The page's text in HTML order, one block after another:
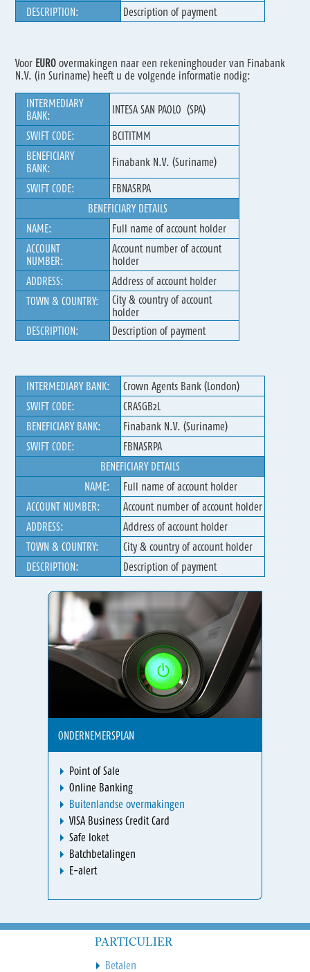
DESCRIPTION:
Description of payment
Voor EURO overmakingen naar een rekeninghouder van Finabank
N.V. (in Suriname) heeft u de volgende informatie nodig:
INTERMEDIARY
BANK:
INTESA SAN PAOLO (SPA)
SWIFT CODE:
BCITITMM
BENEFICIARY
BANK:
Finabank N.V. (Suriname)
SWIFT CODE:
FBNASRPA
BENEFICIARY DETAILS
NAME:
Full name of account holder
ACCOUNT
NUMBER:
Account number of account
holder
ADDRESS:
Address of account holder
TOWN & COUNTRY:
City & country of account
holder
DESCRIPTION:
Description of payment
INTERMEDIARY BANK:
Crown Agents Bank (London)
SWIFT CODE:
CRASGB2L
BENEFICIARY BANK:
Finabank N.V. (Suriname)
SWIFT CODE:
FBNASRPA
BENEFICIARY DETAILS
NAME:
Full name of account holder
ACCOUNT NUMBER:
Account number of account holder
ADDRESS:
Address of account holder
TOWN & COUNTRY:
City & country of account holder
DESCRIPTION:
Description of payment
ONDERNEMERSPLAN
Point of Sale
Online Banking
Buitenlandse overmakingen
VISA Business Credit Card
Safe loket
Batchbetalingen
E-alert
PARTICULIER
Betalen